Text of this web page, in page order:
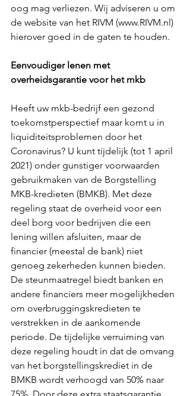
oog mag verliezen. Wij adviseren u om
de website van het RIVM (www.RIVM.nl)
hierover goed in de gaten te houden.
Eenvoudiger lenen met
overheidsgarantie voor het mkb
Heeft uw mkb-bedrijf een gezond
toekomstperspectief maar komt u in
liquiditeitsproblemen door het
Coronavirus? U kunt tijdelijk (tot 1 april
2021) onder gunstiger voorwaarden
gebruikmaken van de Borgstelling
MKB-kredieten (BMKB). Met deze
regeling staat de overheid voor een
deel borg voor bedrijven die een
lening willen afsluiten, maar de
financier (meestal de bank) niet
genoeg zekerheden kunnen bieden.
De steunmaatregel biedt banken en
andere financiers meer mogelijkheden
om overbruggingskredieten te
verstrekken in de aankomende
periode. De tijdelijke verruiming van
deze regeling houdt in dat de omvang
van het borgstellingskrediet in de
BMKB wordt verhoogd van 50% naar